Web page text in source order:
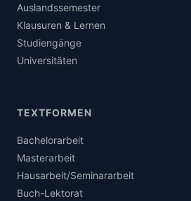
Auslandssemester
Klausuren & Lernen
Studiengänge
Universitäten
TEXTFORMEN
Bachelorarbeit
Masterarbeit
Hausarbeit/Seminararbeit
Buch-Lektorat